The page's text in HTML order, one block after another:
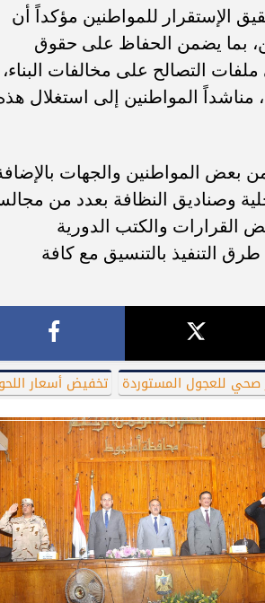
الإستقرار للمواطنين مؤكداً أن
بما يضمن الحفاظ على حقوق
التصالح على مخالفات البناء،
مناشداً المواطنين إلى استغلال
بعض المواطنين والجهات
وصناديق النظافة بعدد من
القرارات والكتب الدورية
التنفيذ بالتنسيق مع كافة
صحي للعجول المستوردة تخفيض أسعار